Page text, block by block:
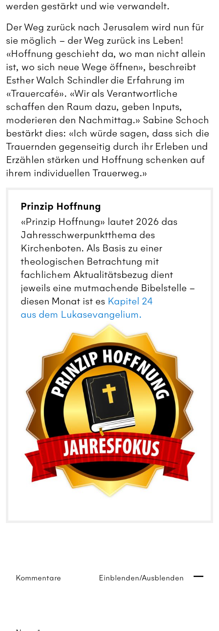
werden gestärkt und wie verwandelt.
Der Weg zurück nach Jerusalem wird nun für
sie möglich – der Weg zurück ins Leben!
«Hoffnung geschieht da, wo man nicht allein
ist, wo sich neue Wege öffnen», beschreibt
Esther Walch Schindler die Erfahrung im
«Trauercafé». «Wir als Verantwortliche
schaffen den Raum dazu, geben Inputs,
moderieren den Nachmittag.» Sabine Schoch
bestärkt dies: «Ich würde sagen, dass sich die
Trauernden gegenseitig durch ihr Erleben und
Erzählen stärken und Hoffnung schenken auf
ihrem individuellen Trauerweg.»
Prinzip Hoffnung
«Prinzip Hoffnung» lautet 2026 das
Jahresschwerpunktthema des
Kirchenboten. Als Basis zu einer
theologischen Betrachtung mit
fachlichem Aktualitätsbezug dient
jeweils eine mutmachende Bibelstelle –
diesen Monat ist es Kapitel 24
aus dem Lukasevangelium.
Kommentare Einblenden/Ausblenden